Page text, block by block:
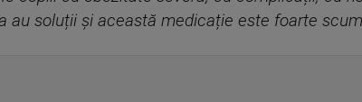
au soluții și această medicație este foarte